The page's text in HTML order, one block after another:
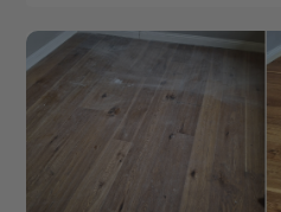
Imprägniersystem durch.
dauerhaft vor Wasser,
Witterungseinflüssen zu
sollten die natürliche
charakteristische
hervorgehoben werden.